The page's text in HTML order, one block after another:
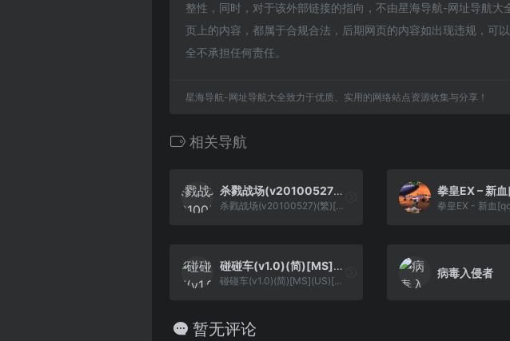
整性，同时，对于该外部链接的指向，不由星海导航-网址导航
页上的内容，都属于合规合法，后期网页的内容如出现违规，可
全不承担任何责任。
星海导航-网址导航大全致力于优质、实用的网络站点资源收集与分享！
相关导航
杀戮战场(v20100527)(繁)[Nokoh](JP)[STG](0.37Mb)
杀戮战场(v20100527)(繁)[Nokoh](JP)[STG](0.37Mb)
碰碰车(v1.0)(简)[MS](US)[ACT](0.5Mb)
碰碰车(v1.0)(简)[MS](US)[ACT](0.5Mb)
病毒入侵者
暂无评论